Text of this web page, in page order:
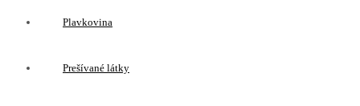
Plavkovina
Prešívané látky